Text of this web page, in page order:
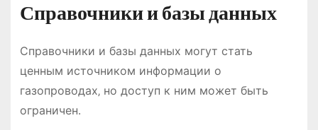
Справочники и базы данных
Справочники и базы данных могут стать
ценным источником информации о
газопроводах‚ но доступ к ним может быть
ограничен․